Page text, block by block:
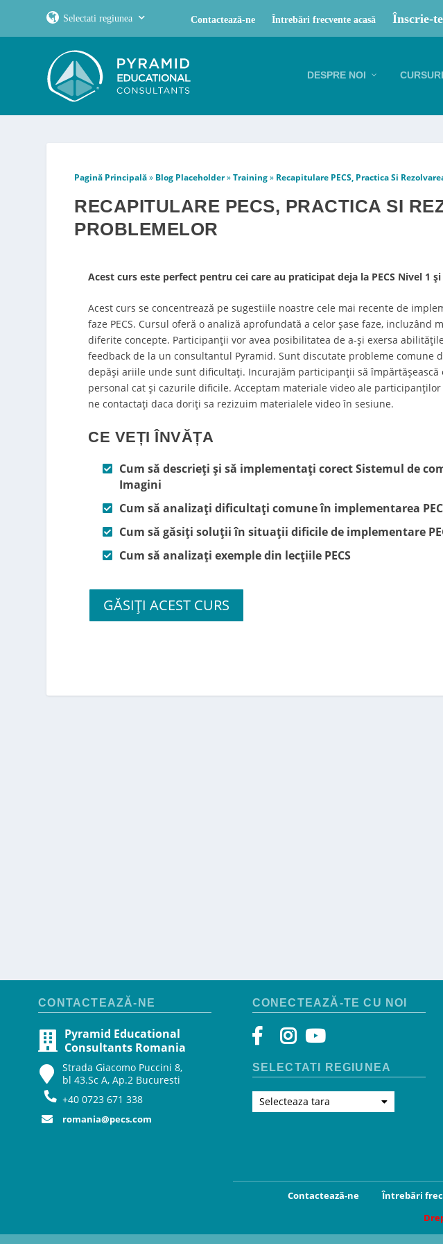
Selectati regiunea Contactează-ne Întrebări frecvente acasă Înscrie-
DESPRE NOI CURSURI
Pagină Principală» Blog Placeholder»Training» Recapitulare PECS, Practica Si
RECAPITULARE PECS, PRACTICA SI
PROBLEMELOR
Acest curs este perfect pentru cei care au praticipat deja la PECS Nivel 1
Acest curs se concentrează pe sugestiile noastre cele mai recente de
faze PECS. Cursul oferă o analiză aprofundată a celor şase faze, incluzând
diferite concepte. Participanţii vor avea posibilitatea de a-şi exersa
feedback de la un consultantul Pyramid. Sunt discutate probleme comune
depăși ariile unde sunt dificultați. Incurajăm participanţii să împărtăşească
personal cat şi cazurile dificile. Acceptam materiale video ale participanților
ne contactați daca doriți sa rezizuim materialele video în sesiune.
CE VEȚI ÎNVĂȚA
Cum să descrieți și să implementați corect Sistemul de
Imagini
Cum să analizați dificultați comune în implementarea
Cum să găsiți soluții în situații dificile de implementare
Cum să analizați exemple din lecțiile PECS
GĂSIȚI ACEST CURS
CONTACTEAZĂ-NE
Pyramid Educational
Consultants Romania
Strada Giacomo Puccini 8,
bl 43.Sc A, Ap.2 Bucuresti
+40 0723 671 338
romania@pecs.com
CONECTEAZĂ-TE CU NOI
SELECTATI REGIUNEA
Selecteaza tara
Contactează-ne Întrebări